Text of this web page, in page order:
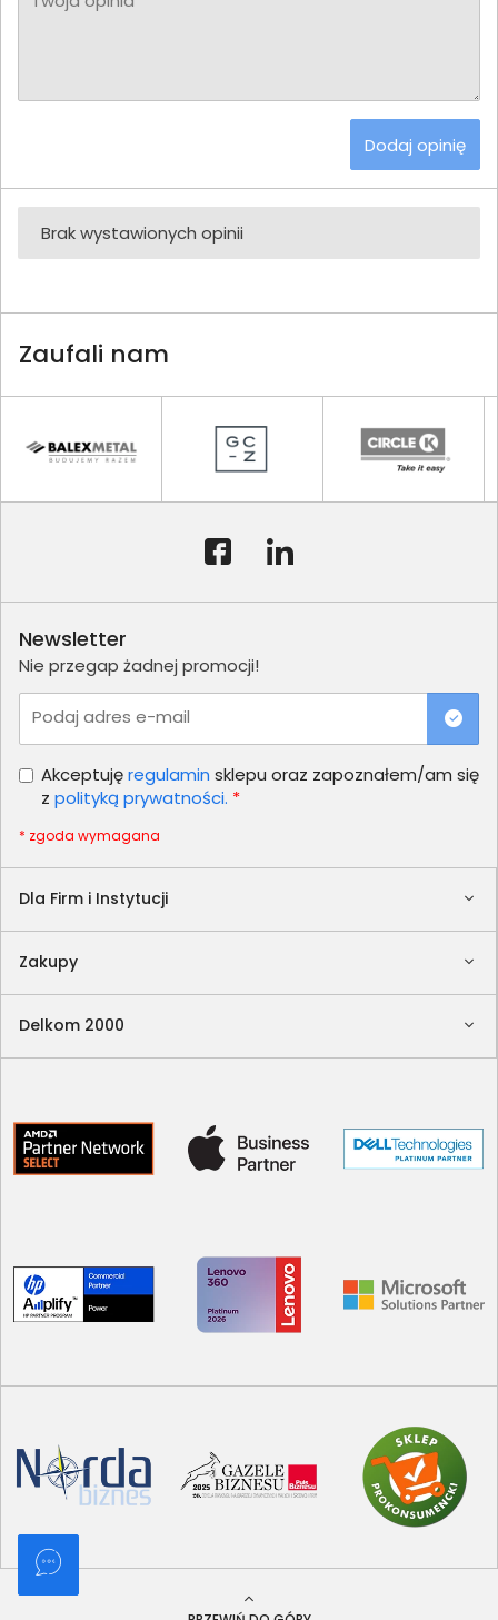
Dodaj opinię
Brak wystawionych opinii
Zaufali nam
Dla Firm i Instytucji
Zakupy
Delkom 2000
Newsletter
Nie przegap żadnej promocji!
Podaj adres e-mail
Akceptujęregulamin sklepu oraz zapoznałem/am się
z polityką prywatności. *
* zgoda wymagana